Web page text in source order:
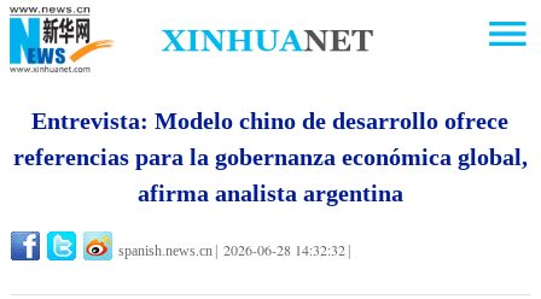
Entrevista: Modelo chino de desarrollo ofrece
referencias para la gobernanza económica global,
afirma analista argentina
spanish.news.cn 2026-06-28 14:32:32